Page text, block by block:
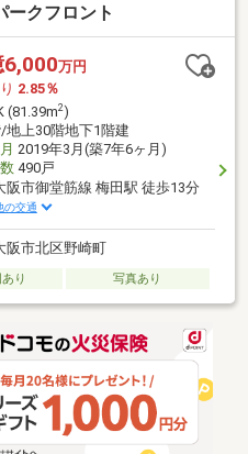
ークフロント
6,000万円
2.85％
(81.39m2)
地上30階地下1階建
2019年3月(築7年6ヶ月)
490戸
阪市御堂筋線 梅田駅 徒歩13分
の交通
阪市北区野崎町
り 写真あり